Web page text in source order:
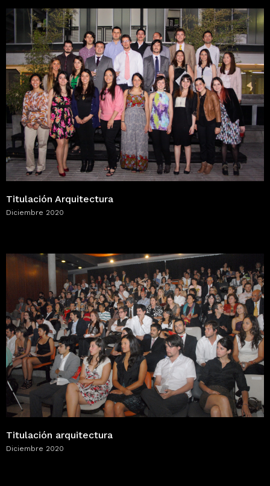
Titulación Arquitectura
Diciembre 2020
Titulación arquitectura
Diciembre 2020